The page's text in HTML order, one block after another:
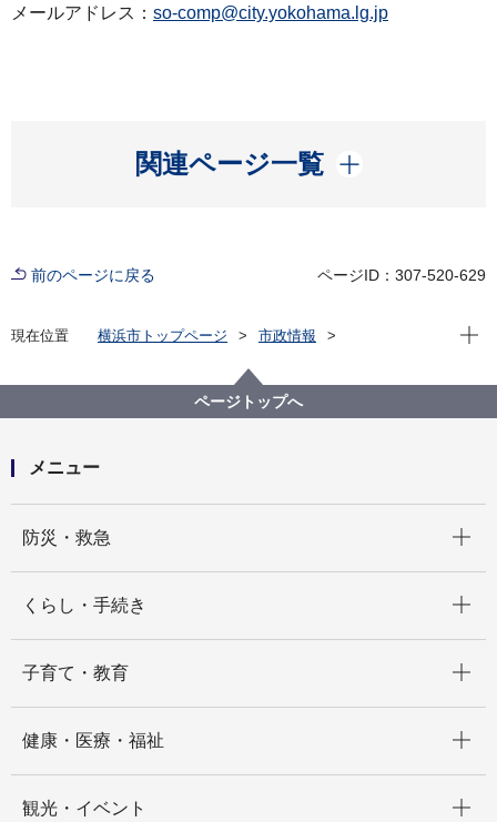
メールアドレス： so-comp@city.yokohama.lg.jp
関連ページ一覧
開く
前のページに戻る ページID：307-520-629
現在位置 横浜市トップページ
市政情報
事務処理ミス等の状況について
現在
ページトップへ
メニュー
防災・救急
くらし・手続き
子育て・教育
健康・医療・福祉
観光・イベント